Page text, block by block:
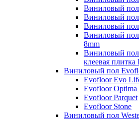
Виниловый
Виниловый пол
Виниловый
Виниловый
8mm
Виниловый
клеевая
Виниловый пол
Evofloor Evo
Evofloor
Evofloor Parquet
Evofloor Stone
Виниловый пол